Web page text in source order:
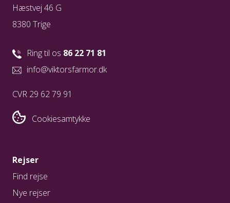
Hæstvej 46 G
8380 Trige
Ring til os 86 22 71 81
info@viktorsfarmor.dk
CVR 29 62 79 91
Cookiesamtykke
Rejser
Find rejse
Nye rejser